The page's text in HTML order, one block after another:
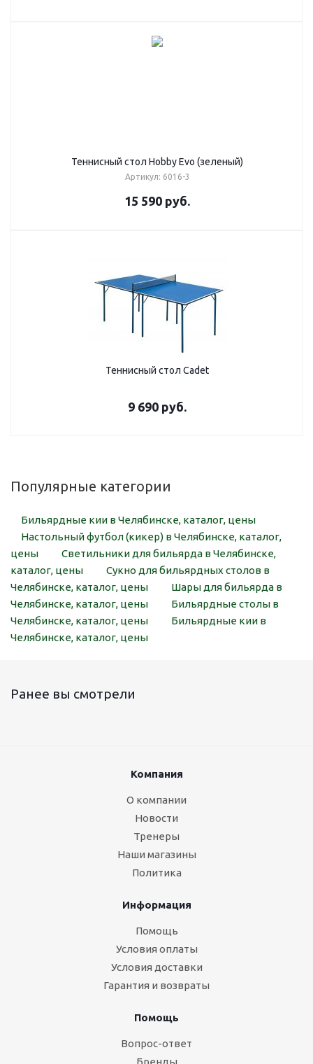
Теннисный стол Hobby Evo (зеленый)
Артикул: 6016-3
15 590 руб.
Теннисный стол Cadet
9 690 руб.
Популярные категории
Бильярдные кии в Челябинске, каталог, цены
Настольный футбол (кикер) в Челябинске, каталог,
цены
Светильники для бильярда в Челябинске,
каталог, цены
Сукно для бильярдных столов в
Челябинске, каталог, цены
Шары для бильярда в
Челябинске, каталог, цены
Бильярдные столы в
Челябинске, каталог, цены
Бильярдные кии в
Челябинске, каталог, цены
Ранее вы смотрели
Компания
О компании
Новости
Тренеры
Наши магазины
Политика
Информация
Помощь
Условия оплаты
Условия доставки
Гарантия и возвраты
Помощь
Вопрос-ответ
Бренды